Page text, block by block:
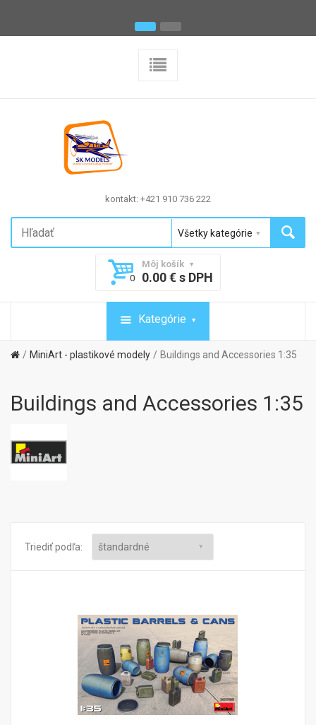
kontakt: +421 910 736 222
Môj košík
0
0.00 € s DPH
Kategórie
MiniArt - plastikové modely Buildings and Accessories 1:35
Buildings and Accessories 1:35
Triediť podľa: